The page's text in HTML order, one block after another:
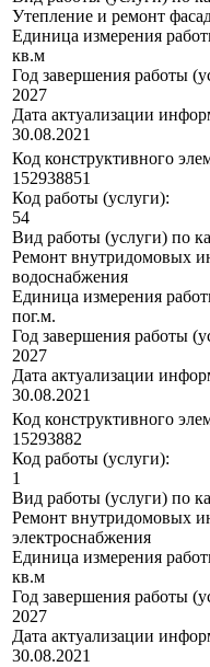
Утепление и ремонт
Единица измерения
кв.м
Год завершения работы
2027
Дата актуализации
30.08.2021
Код конструктивного
152938851
Код работы (услуги):
54
Вид работы (услуги) по
Ремонт внутридомовых
водоснабжения
Единица измерения
пог.м.
Год завершения работы
2027
Дата актуализации
30.08.2021
Код конструктивного
15293882
Код работы (услуги):
1
Вид работы (услуги) по
Ремонт внутридомовых
электроснабжения
Единица измерения
кв.м
Год завершения работы
2027
Дата актуализации
30.08.2021